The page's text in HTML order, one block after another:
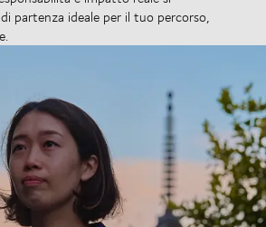
partenza ideale per il tuo percorso,